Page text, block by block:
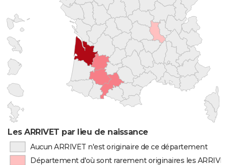
Les ARRIVET par lieu de naissance
Aucun ARRIVET n'est originaire de ce département
Département d'où sont rarement originaires les